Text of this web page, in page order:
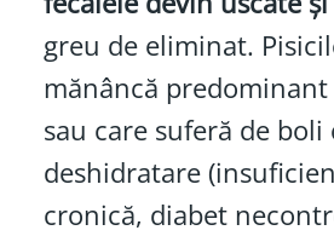
greu de eliminat.
mănâncă
sau care suferă de boli
deshidratare
cronică, diabet